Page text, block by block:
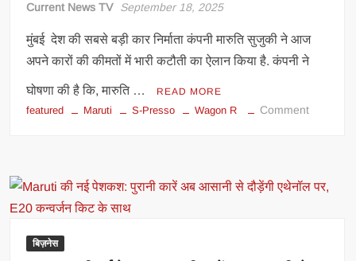
Current News TV September 18, 2025
मुंबई देश की सबसे बड़ी कार निर्माता कंपनी मारुति सुजुकी ने आज
अपने कारों की कीमतों में भारी कटौती का ऐलान किया है. कंपनी ने
घोषणा की है कि, मारुति … READ MORE
featured Maruti S-Presso Wagon R Commenton
S-
बिज़नेस